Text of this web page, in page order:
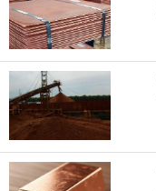
核心技术和知
（含境内发明
纽约期银日内
宇树科技董事